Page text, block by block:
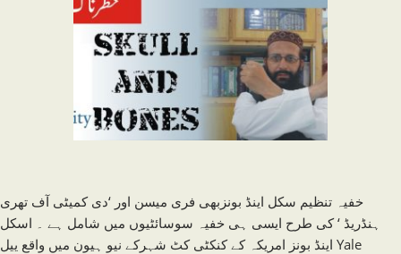
خفیہ تنظیم سکل اینڈ بونزبھی فری میسن اور ‘دی کمیٹی آف تھری
ہنڈریڈ ‘ کی طرح ایسی ہی خفیہ سوسائٹیوں میں شامل ہے ۔ اسکل
اینڈ بونز امریکہ کے کنکٹی کٹ شہرکے نیو ہیون میں واقع ییل Yale